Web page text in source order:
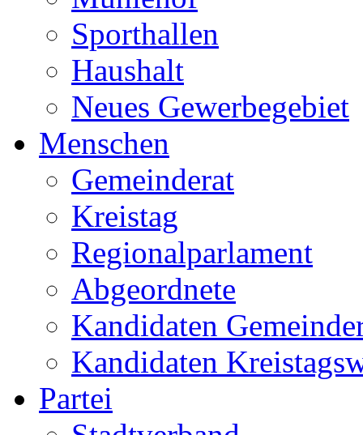
Sporthallen
Haushalt
Neues Gewerbegebiet
Menschen
Gemeinderat
Kreistag
Regionalparlament
Abgeordnete
Kandidaten
Kandidaten
Partei